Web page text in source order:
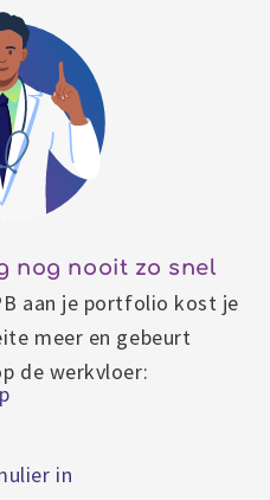
nog nooit zo snel
aan je portfolio kost je
meer en gebeurt
de werkvloer:
in